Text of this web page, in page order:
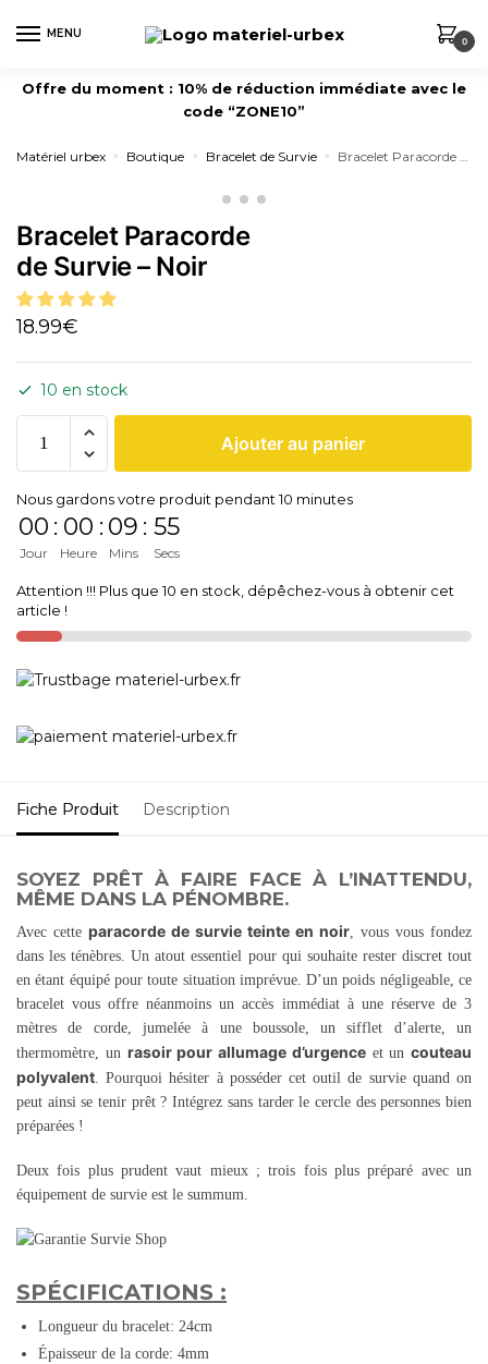
MENU
0
Offre du moment : 10% de réduction immédiate avec le
code “ZONE10”
Matériel urbex » Boutique » Bracelet de Survie » Bracelet Paracorde de Survie – Noir
Bracelet Paracorde
de Survie – Noir
18.99€
10 en stock
Ajouter au panier
Nous gardons votre produit pendant 10 minutes
00
Jour
: 00
Heure
: 09
Mins
: 55
Secs
Attention !!! Plus que 10 en stock, dépêchez-vous à obtenir cet
article !
Fiche Produit Description
SOYEZ PRÊT À FAIRE FACE À L’INATTENDU,
MÊME DANS LA PÉNOMBRE.
Avec cette paracorde de survie teinte en noir , vous vous fondez
dans les ténèbres. Un atout essentiel pour qui souhaite rester discret tout
en étant équipé pour toute situation imprévue. D’un poids négligeable, ce
bracelet vous offre néanmoins un accès immédiat à une réserve de 3
mètres de corde, jumelée à une boussole, un sifflet d’alerte, un
thermomètre, un rasoir pour allumage d’urgenceet un couteau
polyvalent . Pourquoi hésiter à posséder cet outil de survie quand on
peut ainsi se tenir prêt ? Intégrez sans tarder le cercle des personnes bien
préparées !
Deux fois plus prudent vaut mieux ; trois fois plus préparé avec un
équipement de survie est le summum.
SPÉCIFICATIONS :
Longueur du bracelet: 24cm
Épaisseur de la corde: 4mm